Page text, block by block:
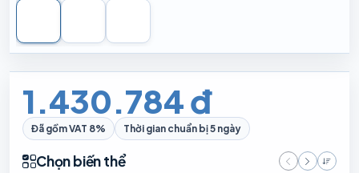
1.430.784 đ
Đã gồm VAT 8% Thời gian chuẩn bị 5 ngày
Chọn biến thể Giá